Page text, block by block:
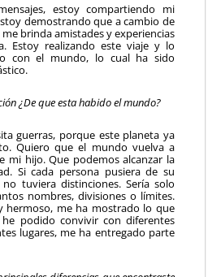
estoy compartiendo mi
demostrando que a cambio de
me brinda amistades y experiencias
Estoy realizando este viaje y lo
con el mundo, lo cual ha sido
¿De que esta habido el mundo?
guerras, porque este planeta ya
Quiero que el mundo vuelva a
mi hijo. Que podemos alcanzar la
Si cada persona pusiera de su
tuviera distinciones. Sería solo
nombres, divisiones o límites.
hermoso, me ha mostrado lo que
he podido convivir con diferentes
lugares, me ha entregado parte